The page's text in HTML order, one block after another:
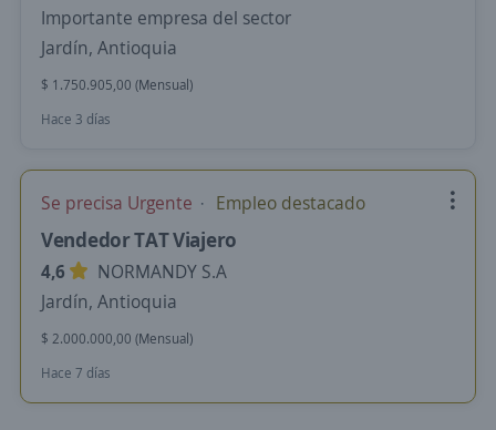
Importante empresa del sector
Jardín, Antioquia
$ 1.750.905,00 (Mensual)
Hace 3 días
Se precisa Urgente Empleo destacado
Vendedor TAT Viajero
4,6
NORMANDY S.A
Jardín, Antioquia
$ 2.000.000,00 (Mensual)
Hace 7 días